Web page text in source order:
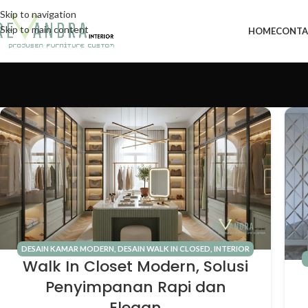
Skip to navigation
Skip to main content
HOME
DESAIN KAMAR MODERN DESAIN WALK IN CLOSED INTERIOR
RUMAH
Walk In Closet Modern, Solusi
Penyimpanan Rapi dan